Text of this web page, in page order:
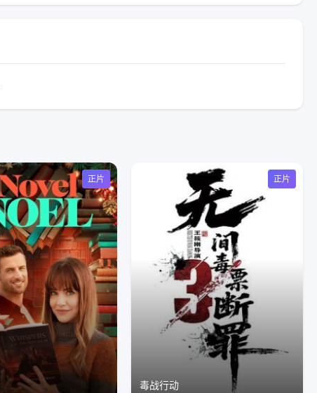
正片 正片
毒战行动